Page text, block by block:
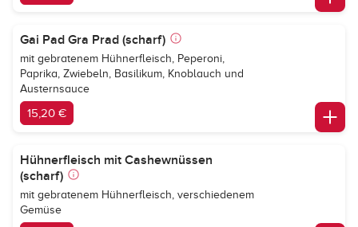
Gai Pad Gra Prad (scharf)
mit gebratenem Hühnerfleisch, Peperoni,
Paprika, Zwiebeln, Basilikum, Knoblauch und
Austernsauce
15,20 €
Hühnerfleisch mit Cashewnüssen
(scharf)
mit gebratenem Hühnerfleisch, verschiedenem
Gemüse